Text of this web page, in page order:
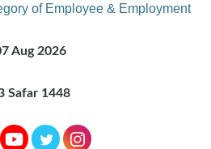
of Employee & Employment
Aug 2026
Safar 1448